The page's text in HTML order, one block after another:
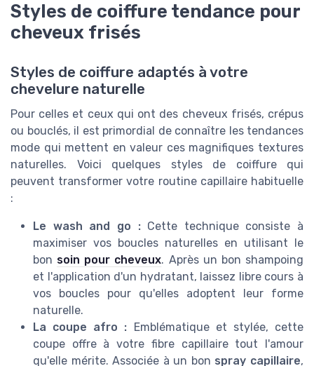
Styles de coiffure tendance pour
cheveux frisés
Styles de coiffure adaptés à votre
chevelure naturelle
Pour celles et ceux qui ont des cheveux frisés, crépus
ou bouclés, il est primordial de connaître les tendances
mode qui mettent en valeur ces magnifiques textures
naturelles. Voici quelques styles de coiffure qui
peuvent transformer votre routine capillaire habituelle
:
Le wash and go :Cette technique consiste à
maximiser vos boucles naturelles en utilisant le
bon soin pour cheveux. Après un bon shampoing
et l'application d'un hydratant, laissez libre cours à
vos boucles pour qu'elles adoptent leur forme
naturelle.
La coupe afro : Emblématique et stylée, cette
coupe offre à votre fibre capillaire tout l'amour
qu'elle mérite. Associée à un bon spray capillaire,